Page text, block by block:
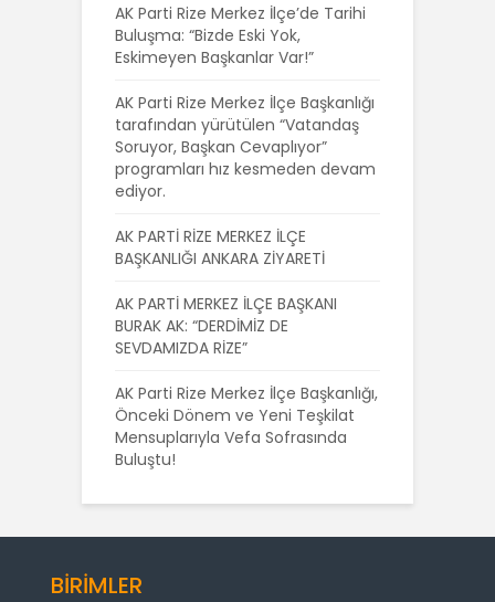
AK Parti Rize Merkez İlçe’de Tarihi
Buluşma: “Bizde Eski Yok,
Eskimeyen Başkanlar Var!”
AK Parti Rize Merkez İlçe Başkanlığı
tarafından yürütülen “Vatandaş
Soruyor, Başkan Cevaplıyor”
programları hız kesmeden devam
ediyor.
AK PARTİ RİZE MERKEZ İLÇE
BAŞKANLIĞI ANKARA ZİYARETİ
AK PARTİ MERKEZ İLÇE BAŞKANI
BURAK AK: “DERDİMİZ DE
SEVDAMIZDA RİZE”
AK Parti Rize Merkez İlçe Başkanlığı,
Önceki Dönem ve Yeni Teşkilat
Mensuplarıyla Vefa Sofrasında
Buluştu!
BİRİMLER